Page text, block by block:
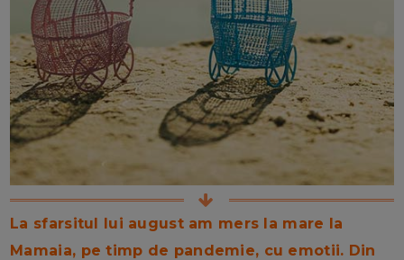
La sfarsitul lui august am mers la mare la
Mamaia, pe timp de pandemie, cu emotii. Din